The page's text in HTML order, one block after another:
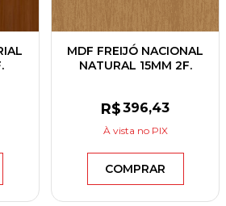
MDF FREIJÓ NACIONAL
NATURAL 15MM 2F.
R$396,43
À vista no PIX
COMPRAR